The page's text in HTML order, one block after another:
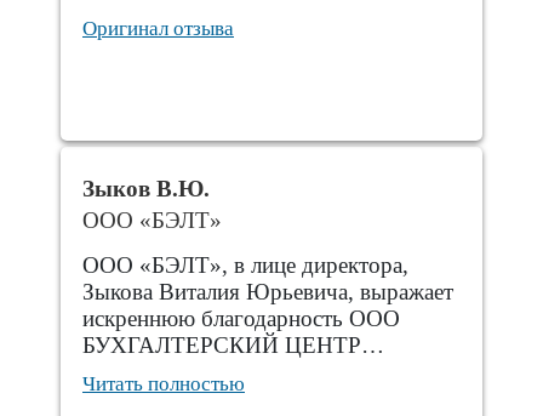
Оригинал отзыва
Зыков В.Ю.
ООО «БЭЛТ»
ООО «БЭЛТ», в лице директора,
Зыкова Виталия Юрьевича, выражает
искреннюю благодарность ООО
БУХГАЛТЕРСКИЙ ЦЕНТР…
Читать полностью